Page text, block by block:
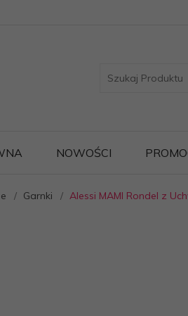
NOWOŚCI
Garnki Alessi MAMI Rondel z